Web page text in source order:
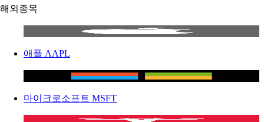
해외종목
애플 AAPL
마이크로소프트 MSFT